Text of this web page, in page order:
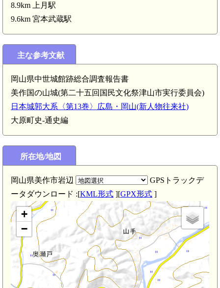
8.9km 上月駅
9.6km 宮本武蔵駅
主な参考文献
岡山県中世城館跡総合調査報告書
美作国の山城(第二十五回国民文化祭津山市実行委員会)
日本城郭大系〈第13巻〉広島・岡山(新人物往来社)
大原町史-通史編
所在地/地図
岡山県美作市岩辺
GPSトラックデ
ータダウンロード :[KML形式 ][GPX形式 ]
美作 横山
淡相城(3.1km)
美作 殿屋敷/時兼城(4.8km)
+
−